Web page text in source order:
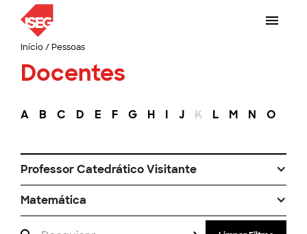
Início/ Pessoas
Docentes
A B C D E F G H I J K L M N O
Professor Catedrático Visitante
Matemática